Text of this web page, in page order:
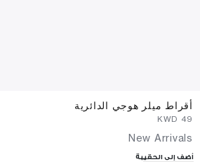
أقراط ميلر هوجي الدائرية
New Arrivals
أضف إلى الحقيبة